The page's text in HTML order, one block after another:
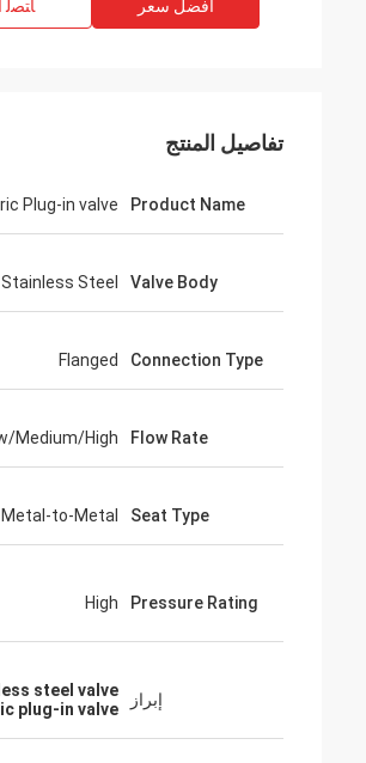
افضل سعر ﺎﺘﺼﻟ
تفاصيل المنتج
Product Name
Plug-in valve
Valve Body
Stainless Steel
Connection Type
Flanged
Flow Rate
Medium/High
Seat Type
Metal-to-Metal
Pressure Rating
High
إبراز steel valve
plug-in valve